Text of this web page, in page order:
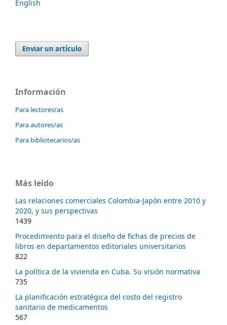
English
Enviar un artículo
Información
Para lectores/as
Para autores/as
Para bibliotecarios/as
Más leído
Las relaciones comerciales Colombia-Japón entre 2010 y
2020, y sus perspectivas
1439
Procedimiento para el diseño de fichas de precios de
libros en departamentos editoriales universitarios
822
La política de la vivienda en Cuba. Su visión normativa
735
La planificación estratégica del costo del registro
sanitario de medicamentos
567